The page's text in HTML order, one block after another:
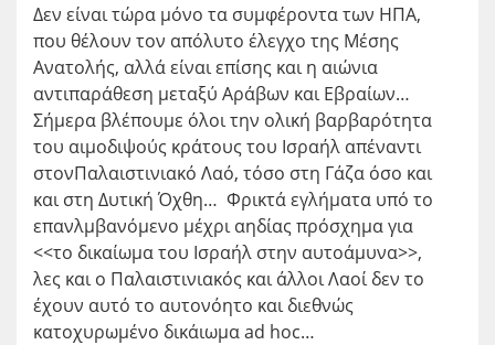
Δεν είναι τώρα μόνο τα συμφέροντα των ΗΠΑ,
που θέλουν τον απόλυτο έλεγχο της Μέσης
Ανατολής, αλλά είναι επίσης και η αιώνια
αντιπαράθεση μεταξύ Αράβων και Εβραίων…
Σήμερα βλέπουμε όλοι την ολική βαρβαρότητα
του αιμοδιψούς κράτους του Ισραήλ απέναντι
στονΠαλαιστινιακό Λαό, τόσο στη Γάζα όσο και
και στη Δυτική Όχθη… Φρικτά εγλήματα υπό το
επανλμβανόμενο μέχρι αηδίας πρόσχημα για
<<το δικαίωμα του Ισραήλ στην αυτοάμυνα>>,
λες και ο Παλαιστινιακός και άλλοι Λαοί δεν το
έχουν αυτό το αυτονόητο και διεθνώς
κατοχυρωμένο δικάιωμα ad hoc…